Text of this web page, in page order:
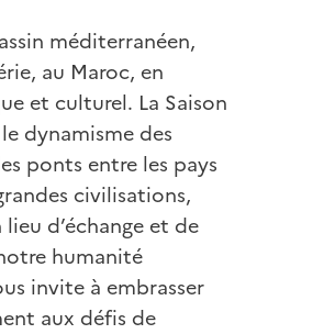
méditerranéen,
au Maroc, en
et culturel. La Saison
dynamisme des
ponts entre les pays
civilisations,
d’échange et de
humanité
invite à embrasser
aux défis de